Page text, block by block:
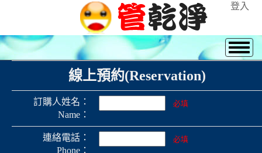
登入
線上預約(Reservation)
訂購人姓名：
Name：
必填
連絡電話：
Phone：
必填